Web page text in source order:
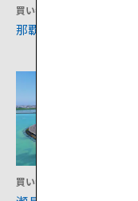
買い物
那覇市国際通り
買い物